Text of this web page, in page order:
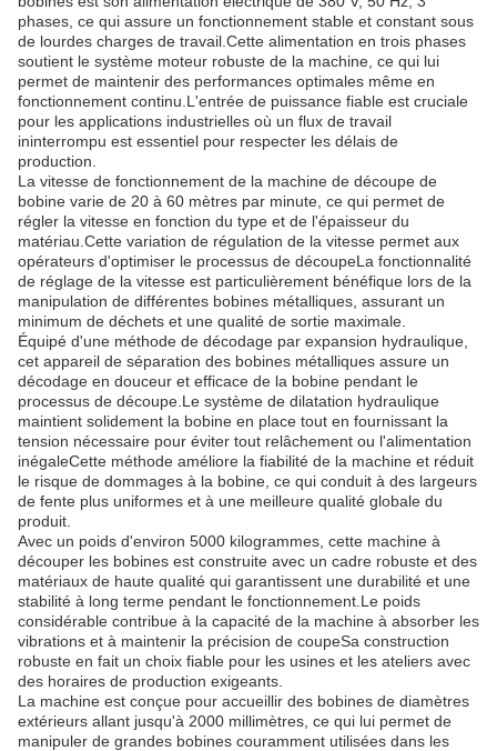
phases, ce qui assure un fonctionnement stable et constant sous
de lourdes charges de travail.Cette alimentation en trois phases
soutient le système moteur robuste de la machine, ce qui lui
permet de maintenir des performances optimales même en
fonctionnement continu.L'entrée de puissance fiable est cruciale
pour les applications industrielles où un flux de travail
ininterrompu est essentiel pour respecter les délais de
production.
La vitesse de fonctionnement de la machine de découpe de
bobine varie de 20 à 60 mètres par minute, ce qui permet de
régler la vitesse en fonction du type et de l'épaisseur du
matériau.Cette variation de régulation de la vitesse permet aux
opérateurs d'optimiser le processus de découpeLa fonctionnalité
de réglage de la vitesse est particulièrement bénéfique lors de la
manipulation de différentes bobines métalliques, assurant un
minimum de déchets et une qualité de sortie maximale.
Équipé d'une méthode de décodage par expansion hydraulique,
cet appareil de séparation des bobines métalliques assure un
décodage en douceur et efficace de la bobine pendant le
processus de découpe.Le système de dilatation hydraulique
maintient solidement la bobine en place tout en fournissant la
tension nécessaire pour éviter tout relâchement ou l'alimentation
inégaleCette méthode améliore la fiabilité de la machine et réduit
le risque de dommages à la bobine, ce qui conduit à des largeurs
de fente plus uniformes et à une meilleure qualité globale du
produit.
Avec un poids d'environ 5000 kilogrammes, cette machine à
découper les bobines est construite avec un cadre robuste et des
matériaux de haute qualité qui garantissent une durabilité et une
stabilité à long terme pendant le fonctionnement.Le poids
considérable contribue à la capacité de la machine à absorber les
vibrations et à maintenir la précision de coupeSa construction
robuste en fait un choix fiable pour les usines et les ateliers avec
des horaires de production exigeants.
La machine est conçue pour accueillir des bobines de diamètres
extérieurs allant jusqu'à 2000 millimètres, ce qui lui permet de
manipuler de grandes bobines couramment utilisées dans les